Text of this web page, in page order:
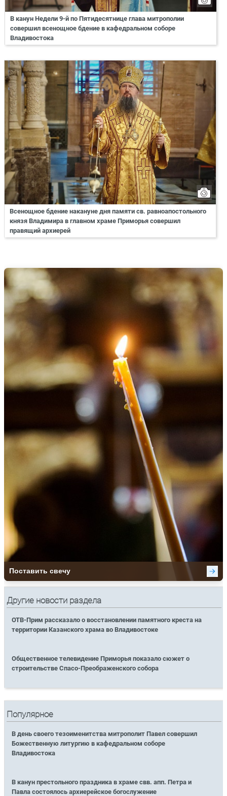
В канун Недели 9-й по Пятидесятнице глава митрополии
совершил всенощное бдение в кафедральном соборе
Владивостока
Всенощное бдение накануне дня памяти св. равноапостольного
князя Владимира в главном храме Приморья совершил
правящий архиерей
Другие новости раздела
ОТВ-Прим рассказало о восстановлении памятного креста на
территории Казанского храма во Владивостоке
Общественное телевидение Приморья показало сюжет о
строительстве Спасо-Преображенского собора
Популярное
В день своего тезоименитства митрополит Павел совершил
Божественную литургию в кафедральном соборе
Владивостока
В канун престольного праздника в храме свв. апп. Петра и
Павла состоялось архиерейское богослужение